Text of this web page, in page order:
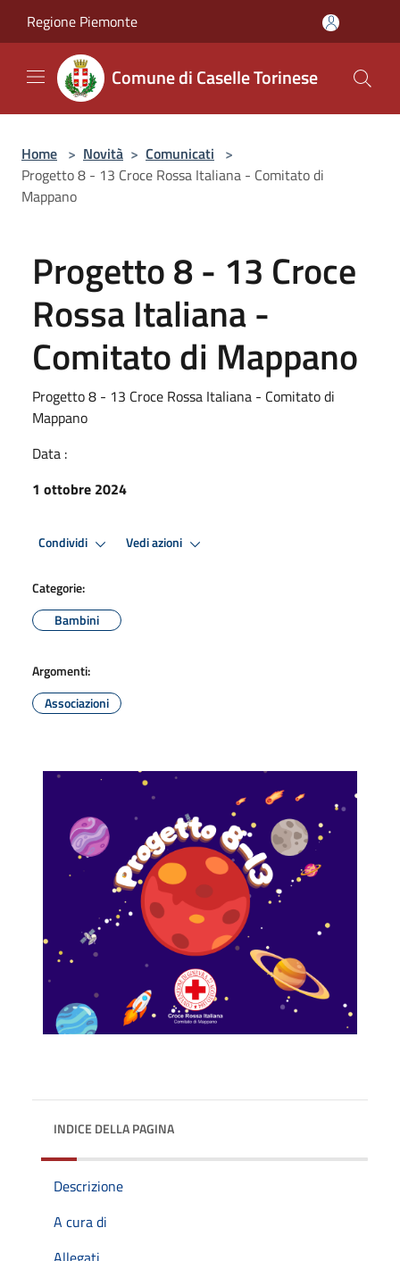
Regione Piemonte
Comune di Caselle Torinese
Home > Novità > Comunicati >
Progetto 8 - 13 Croce Rossa Italiana - Comitato di
Mappano
Progetto 8 - 13 Croce
Rossa Italiana -
Comitato di Mappano
Progetto 8 - 13 Croce Rossa Italiana - Comitato di
Mappano
Data :
1 ottobre 2024
Condividi Vedi azioni
Categorie:
Bambini
Argomenti:
Associazioni
INDICE DELLA PAGINA
Descrizione
A cura di